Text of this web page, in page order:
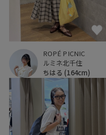
ROPÉ PICNIC
ルミネ北千住
ちはる (164cm)